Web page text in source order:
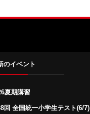
のイベント
夏期講習
回 全国統一小学生テスト(6/7)